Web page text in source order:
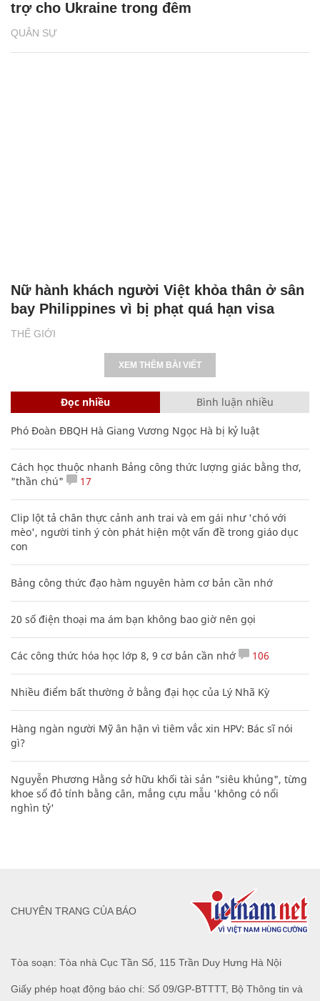
QUÂN SỰ
trợ cho Ukraine trong đêm
THẾ GIỚI
Nữ hành khách người Việt khỏa thân ở sân
bay Philippines vì bị phạt quá hạn visa
XEM THÊM BÀI VIẾT
Đọc nhiều Bình luận nhiều
Phó Đoàn ĐBQH Hà Giang Vương Ngọc Hà bị kỷ luật
Cách học thuộc nhanh Bảng công thức lượng giác bằng thơ,
"thần chú"
17
Clip lột tả chân thực cảnh anh trai và em gái như 'chó với
mèo', người tinh ý còn phát hiện một vấn đề trong giáo dục
con
Bảng công thức đạo hàm nguyên hàm cơ bản cần nhớ
20 số điện thoại ma ám bạn không bao giờ nên gọi
Các công thức hóa học lớp 8, 9 cơ bản cần nhớ 106
Nhiều điểm bất thường ở bằng đại học của Lý Nhã Kỳ
Hàng ngàn người Mỹ ân hận vì tiêm vắc xin HPV: Bác sĩ nói
gì?
Nguyễn Phương Hằng sở hữu khối tài sản "siêu khủng", từng
khoe sổ đỏ tính bằng cân, mắng cựu mẫu 'không có nổi
nghìn tỷ'
Tòa soạn: Tòa nhà Cục Tần Số, 115 Trần Duy Hưng Hà Nội
Giấy phép hoạt động báo chí: Số 09/GP-BTTTT, Bộ Thông tin và
CHUYÊN TRANG CỦA BÁO